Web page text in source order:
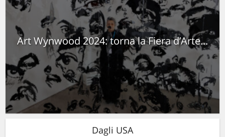
Art Wynwood 2024: torna la Fiera d’Arte...
Dagli USA